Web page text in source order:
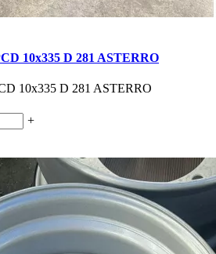
10x335 D 281 ASTERRO
10x335 D 281 ASTERRO
+